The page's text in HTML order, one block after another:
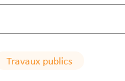
Travaux publics